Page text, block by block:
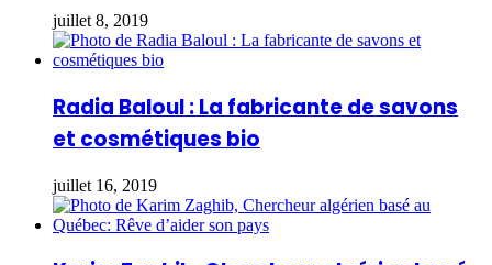
juillet 8, 2019
Radia Baloul : La fabricante de savons
et cosmétiques bio
juillet 16, 2019